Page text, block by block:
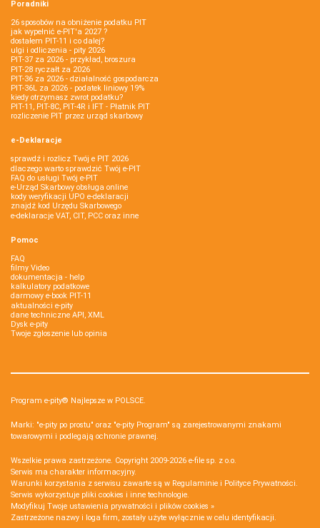
Poradniki
26 sposobów na obniżenie podatku PIT
jak wypełnić e-PIT'a 2027 ?
dostałem PIT-11 i co dalej?
ulgi i odliczenia - pity 2026
PIT-37 za 2026 - przykład, broszura
PIT-28 ryczałt za 2026
PIT-36 za 2026 - działalność gospodarcza
PIT-36L za 2026 - podatek liniowy 19%
kiedy otrzymasz zwrot podatku?
PIT-11, PIT-8C, PIT-4R i IFT - Płatnik PIT
rozliczenie PIT przez urząd skarbowy
e-Deklaracje
sprawdź i rozlicz Twój e PIT 2026
dlaczego warto sprawdzić Twój e-PIT
FAQ do usługi Twój e-PIT
e-Urząd Skarbowy obsługa online
kody weryfikacji UPO e-deklaracji
znajdź kod Urzędu Skarbowego
e-deklaracje VAT, CIT, PCC oraz inne
Pomoc
FAQ
filmy Video
dokumentacja - help
kalkulatory podatkowe
darmowy e-book PIT-11
aktualności e-pity
dane techniczne API, XML
Dysk e-pity
Twoje zgłoszenie lub opinia
Program e-pity® Najlepsze w POLSCE.
Marki: "e-pity po prostu" oraz "e-pity Program" są zarejestrowanymi znakami
towarowymi i podlegają ochronie prawnej.
Wszelkie prawa zastrzeżone. Copyright 2009-2026 e-file sp. z o.o.
Serwis ma charakter informacyjny.
Warunki korzystania z serwisu zawarte są w Regulaminie i Polityce Prywatności.
Serwis wykorzystuje pliki cookies i inne technologie.
Modyfikuj Twoje ustawienia prywatności i plików cookies »
Zastrzeżone nazwy i loga firm, zostały użyte wyłącznie w celu identyfikacji.